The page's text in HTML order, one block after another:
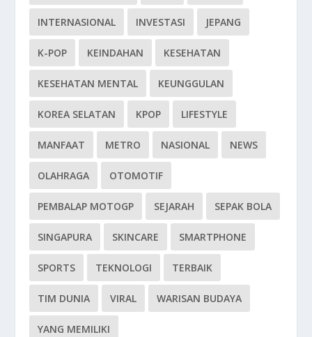
INTERNASIONAL INVESTASI JEPANG
K-POP KEINDAHAN KESEHATAN
KESEHATAN MENTAL KEUNGGULAN
KOREA SELATAN KPOP LIFESTYLE
MANFAAT METRO NASIONAL NEWS
OLAHRAGA OTOMOTIF
PEMBALAP MOTOGP SEJARAH SEPAK BOLA
SINGAPURA SKINCARE SMARTPHONE
SPORTS TEKNOLOGI TERBAIK
TIM DUNIA VIRAL WARISAN BUDAYA
YANG MEMILIKI